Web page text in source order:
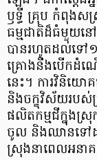
ឫទ្ធី គ្រុប កំពុង
ធម្មជាតិដ៏ធំមួយន
បានរហូតដល់ទៅ១
គ្រោងនឹងបើកដំណ
នេះ។ ការវិនិយោគ
និងចក្ខុវិស័យរបស់ប្រ
ផលិតកម្មជីក្នុងស្រុ
ចូល និងឈានទៅដ
ស្រុងនាពេលអនា